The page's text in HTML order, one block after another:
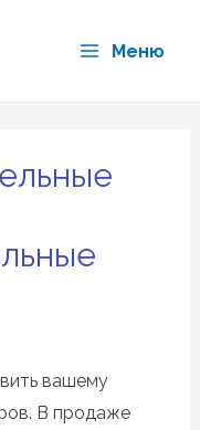
Меню
вашему
В продаже